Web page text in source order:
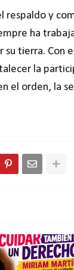
y
ha
tierra. Con
la
el orden, la